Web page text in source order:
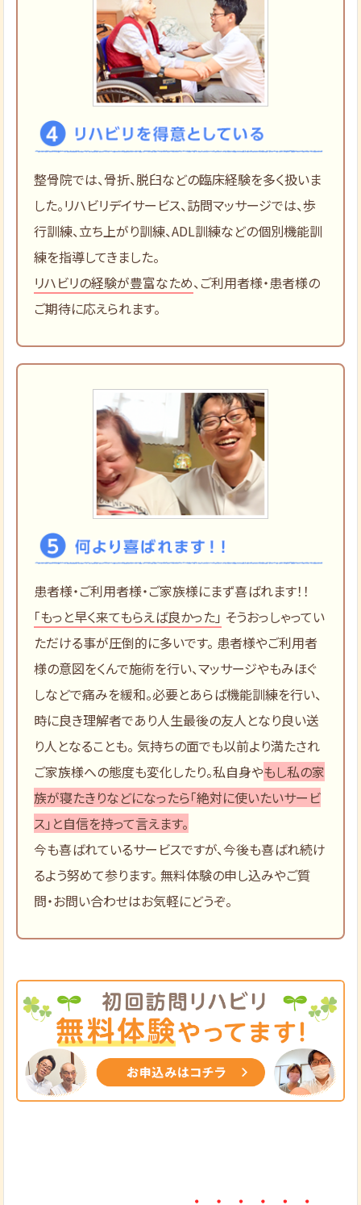
整骨院では、骨折、脱臼などの臨床経験を多く扱いま
した。リハビリデイサービス、訪問マッサージでは、歩
行訓練、立ち上がり訓練、ADL訓練などの個別機能訓
練を指導してきました。
リハビリの経験が豊富なため、ご利用者様・患者様の
ご期待に応えられます。
患者様・ご利用者様・ご家族様にまず喜ばれます！！
「もっと早く来てもらえば良かった」 そうおっしゃってい
ただける事が圧倒的に多いです。 患者様やご利用者
様の意図をくんで施術を行い、マッサージやもみほぐ
しなどで痛みを緩和。必要とあらば機能訓練を行い、
時に良き理解者であり人生最後の友人となり良い送
り人となることも。 気持ちの面でも以前より満たされ
ご家族様への態度も変化したり。私自身やもし私の家
族が寝たきりなどになったら「絶対に使いたいサービ
ス」と自信を持って言えます。
今も喜ばれているサービスですが、今後も喜ばれ続け
るよう努めて参ります。 無料体験の申し込みやご質
問・お問い合わせはお気軽にどうぞ。